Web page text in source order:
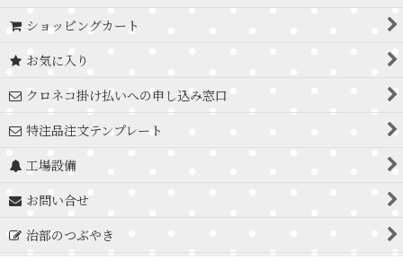
ショッピングカート
お気に入り
クロネコ掛け払いへの申し込み窓口
特注品注文テンプレート
工場設備
お問い合せ
治部のつぶやき